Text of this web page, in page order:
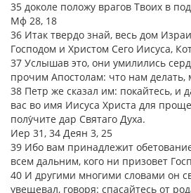
35 доколе положу врагов Твоих в
Мф 28, 18
36 Итак твердо знай, весь дом
Господом и Христом Сего Иисуса,
37 Услышав это, они умилились
прочим Апостолам: что нам делать,
38 Петр же сказал им: покайтесь, и
вас во имя Иисуса Христа для
полу́чите дар Святаго Духа.
Иер 31, 34 Деян 3, 25
39 Ибо вам принадлежит
всем дальним, кого ни призовет
40 И другими многими словами он
увещевал, говоря: спасайтесь от